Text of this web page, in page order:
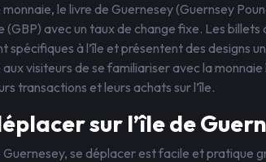
le livre de Guernesey (Guernsey
(GBP) avec un taux de change fixe. Les billets
spécifiques à l’île et présentent des designs
visiteurs de se familiariser avec la
transactions et leurs achats sur l’île.
sur l’île de
Guernesey, se déplacer est facile et pratique